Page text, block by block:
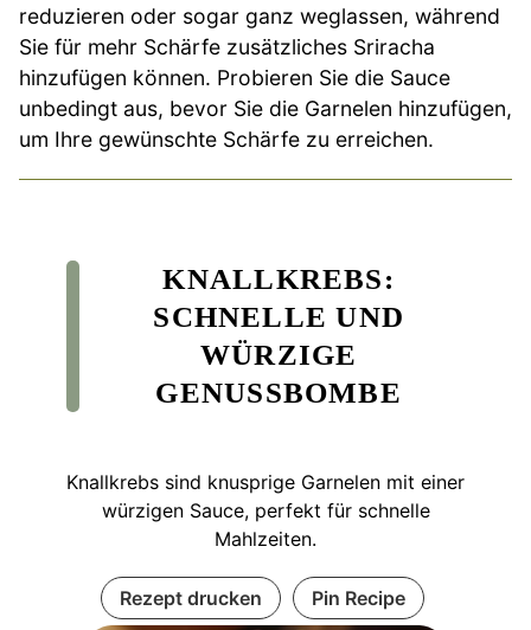
reduzieren oder sogar ganz weglassen, während
Sie für mehr Schärfe zusätzliches Sriracha
hinzufügen können. Probieren Sie die Sauce
unbedingt aus, bevor Sie die Garnelen hinzufügen,
um Ihre gewünschte Schärfe zu erreichen.
KNALLKREBS:
SCHNELLE UND
WÜRZIGE
GENUSSBOMBE
Knallkrebs sind knusprige Garnelen mit einer
würzigen Sauce, perfekt für schnelle
Mahlzeiten.
Rezept drucken Pin Recipe